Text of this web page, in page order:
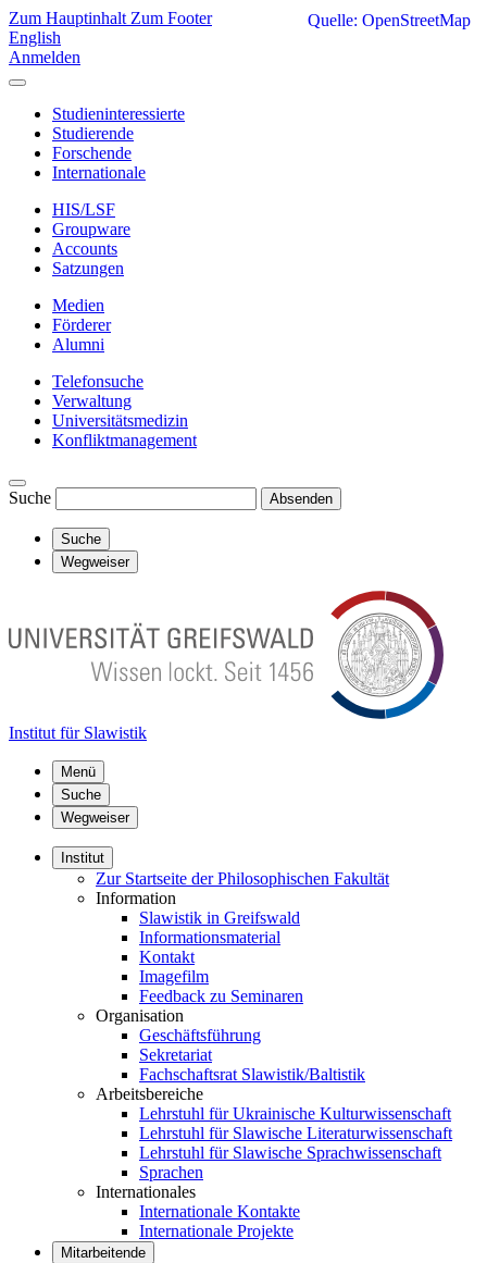
Zum Hauptinhalt Zum Footer
English
Anmelden
Studieninteressierte
Studierende
Forschende
Internationale
HIS/LSF
Groupware
Accounts
Satzungen
Medien
Förderer
Alumni
Telefonsuche
Verwaltung
Universitätsmedizin
Konfliktmanagement
Suche Absenden
Suche
Wegweiser
Institut für Slawistik
Menü
Suche
Wegweiser
Institut
Zur Startseite der Philosophischen Fakultät
Information
Slawistik in Greifswald
Informationsmaterial
Kontakt
Imagefilm
Feedback zu Seminaren
Organisation
Geschäftsführung
Sekretariat
Fachschaftsrat Slawistik/Baltistik
Arbeitsbereiche
Lehrstuhl für Ukrainische Kulturwissenschaft
Lehrstuhl für Slawische Literaturwissenschaft
Lehrstuhl für Slawische Sprachwissenschaft
Sprachen
Internationales
Internationale Kontakte
Internationale Projekte
Mitarbeitende
Quelle: OpenStreetMap